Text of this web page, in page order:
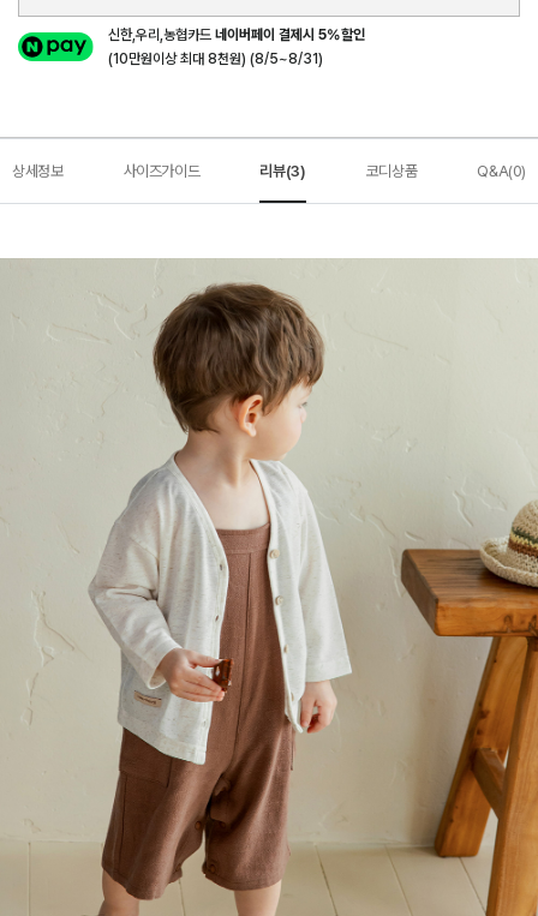
신한,우리,농협카드네이버페이 결제시 5%할인
(10만원이상 최대 8천원) (8/5~8/31)
상세정보 사이즈가이드 리뷰(3) 코디상품 Q&A(0)